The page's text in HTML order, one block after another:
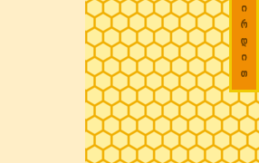
ი
რ
დ
ი
თ